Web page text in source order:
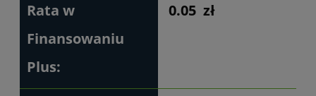
Rata w
Finansowaniu
Plus:
0.05 zł